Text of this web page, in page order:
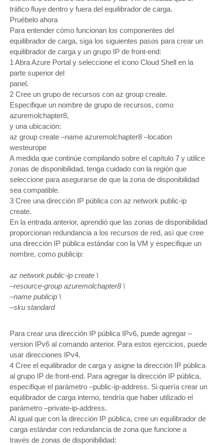
tráfico fluye dentro y fuera del equilibrador de carga.
Pruébelo ahora
Para entender cómo funcionan los componentes del
equilibrador de carga, siga los siguientes pasos para crear un
equilibrador de carga y un grupo IP de front-end:
1 Abra Azure Portal y seleccione el icono Cloud Shell en la
parte superior del
panel.
2 Cree un grupo de recursos con az group create.
Especifique un nombre de grupo de recursos, como
azuremolchapter8,
y una ubicación:
az group create –name azuremolchapter8 –location
westeurope
A medida que continúe compilando sobre el capítulo 7 y utilice
zonas de disponibilidad, tenga cuidado con la región que
seleccione para asegurarse de que la zona de disponibilidad
sea compatible.
3 Cree una dirección IP pública con az network public-ip
create.
En la entrada anterior, aprendió que las zonas de disponibilidad
proporcionan redundancia a los recursos de red, así que cree
una dirección IP pública estándar con la VM y especifique un
nombre, como publicip:
az network public-ip create \
–resource-group azuremolchapter8 \
–name publicip \
–sku standard
Para crear una dirección IP pública IPv6, puede agregar –
version IPv6 al comando anterior. Para estos ejercicios, puede
usar direcciones IPv4.
4 Cree el equilibrador de carga y asigne la dirección IP pública
al grupo IP de front-end. Para agregar la dirección IP pública,
especifique el parámetro –public-ip-address. Si quería crear un
equilibrador de carga interno, tendría que haber utilizado el
parámetro –private-ip-address.
Al igual que con la dirección IP pública, cree un equilibrador de
carga estándar con redundancia de zona que funcione a
través de zonas de disponibilidad: